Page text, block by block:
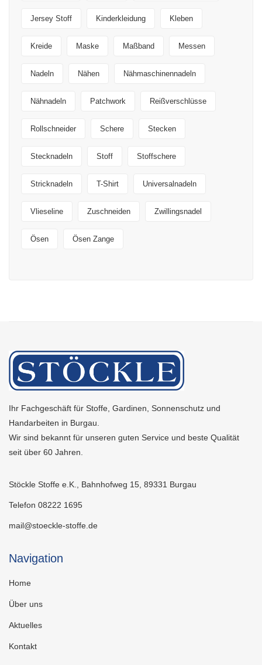
Jersey Stoff Kinderkleidung Kleben
Kreide Maske Maßband Messen
Nadeln Nähen Nähmaschinennadeln
Nähnadeln Patchwork Reißverschlüsse
Rollschneider Schere Stecken
Stecknadeln Stoff Stoffschere
Stricknadeln T-Shirt Universalnadeln
Vlieseline Zuschneiden Zwillingsnadel
Ösen Ösen Zange
Ihr Fachgeschäft für Stoffe, Gardinen, Sonnenschutz und
Handarbeiten in Burgau.
Wir sind bekannt für unseren guten Service und beste Qualität
seit über 60 Jahren.
Stöckle Stoffe e.K., Bahnhofweg 15, 89331 Burgau
Telefon 08222 1695
mail@stoeckle-stoffe.de
Navigation
Home
Über uns
Aktuelles
Kontakt